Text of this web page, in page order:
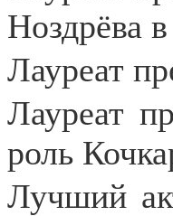
Ноздрёва
Лауреат
Лауреат
роль
Лучший